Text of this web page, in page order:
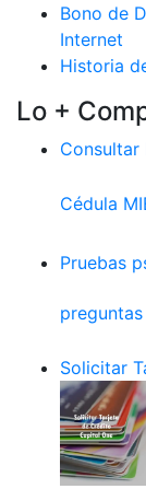
Bono de
Internet
Historia
Lo +
Consultar
Cédula
Pruebas
Solicitar